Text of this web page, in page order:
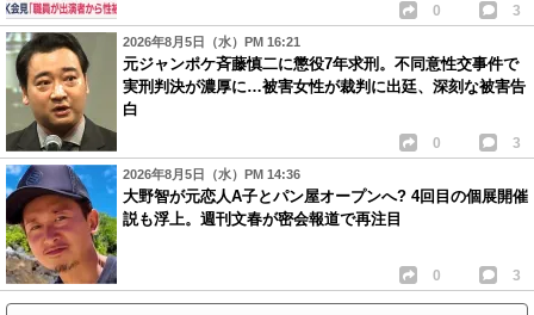
0 3
2026年8月5日（水）PM 16:21
元ジャンポケ斉藤慎二に懲役7年求刑。不同意性交事件で
実刑判決が濃厚に…被害女性が裁判に出廷、深刻な被害告
白
0 3
2026年8月5日（水）PM 14:36
大野智が元恋人A子とパン屋オープンへ? 4回目の個展開催
説も浮上。週刊文春が密会報道で再注目
0 3